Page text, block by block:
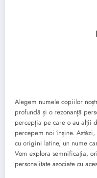
Alegem numele copiilor
profundă și o rezonanță
percepția pe care o au alții
percepem noi înșine.
cu origini latine, un nume
Vom explora semnificația,
personalitate asociate cu